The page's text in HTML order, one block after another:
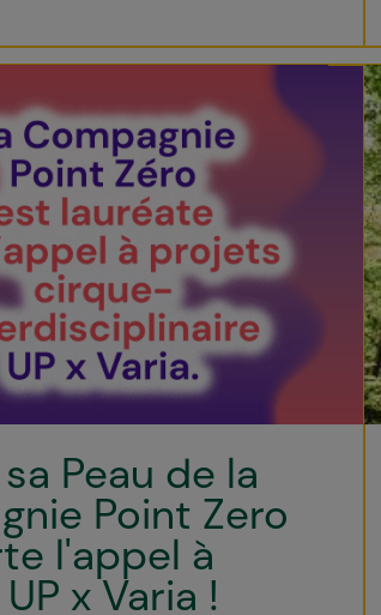
Peau de la
Point Zero
l'appel à
x Varia !